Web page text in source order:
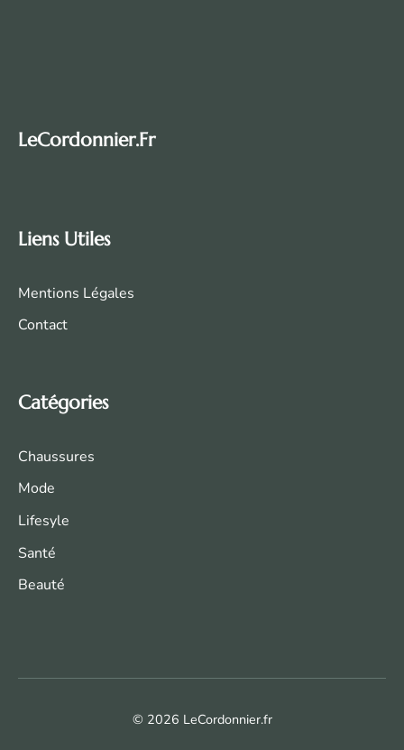
LeCordonnier.fr
Liens Utiles
Mentions Légales
Contact
Catégories
Chaussures
Mode
Lifesyle
Santé
Beauté
© 2026 LeCordonnier.fr